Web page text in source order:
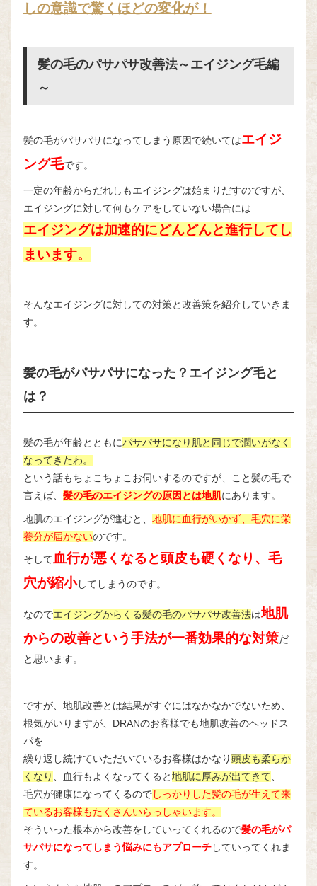
しの意識で驚くほどの変化が！
髪の毛のパサパサ改善法～エイジング毛編
～
髪の毛がパサパサになってしまう原因で続いてはエイジ
ング毛です。
一定の年齢からだれしもエイジングは始まりだすのですが、
エイジングに対して何もケアをしていない場合には
エイジングは加速的にどんどんと進行してし
まいます。
そんなエイジングに対しての対策と改善策を紹介していきま
す。
髪の毛がパサパサになった？エイジング毛と
は？
髪の毛が年齢とともにパサパサになり肌と同じで潤いがなく
なってきたわ。
という話もちょこちょこお伺いするのですが、こと髪の毛で
言えば、 髪の毛のエイジングの原因とは地肌にあります。
地肌のエイジングが進むと、 地肌に血行がいかず、毛穴に栄
養分が届かないのです。
そして 血行が悪くなると頭皮も硬くなり、毛
穴が縮小してしまうのです。
なのでエイジングからくる髪の毛のパサパサ改善法は地肌
からの改善という手法が一番効果的な対策だ
と思います。
ですが、地肌改善とは結果がすぐにはなかなかでないため、
根気がいりますが、DRANのお客様でも地肌改善のヘッドス
パを
繰り返し続けていただいているお客様はかなり 頭皮も柔らか
くなり 、血行もよくなってくると 地肌に厚みが出てきて、
毛穴が健康になってくるのでしっかりした髪の毛が生えて来
ているお客様もたくさんいらっしゃいます。
そういった根本から改善をしていってくれるので髪の毛がパ
サパサになってしまう悩みにもアプローチしていってくれま
す。